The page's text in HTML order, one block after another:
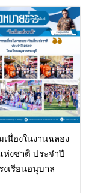
เนื่องในงานฉลอง
ห่งชาติ ประจำปี
งเรียนอนุบาล